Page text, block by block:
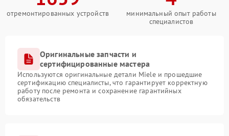
отремонтированных устройств
минимальный опыт работы
специалистов
Оригинальные запчасти и
сертифицированные мастера
Используются оригинальные детали Miele и прошедшие
сертификацию специалисты, что гарантирует корректную
работу после ремонта и сохранение гарантийных
обязательств